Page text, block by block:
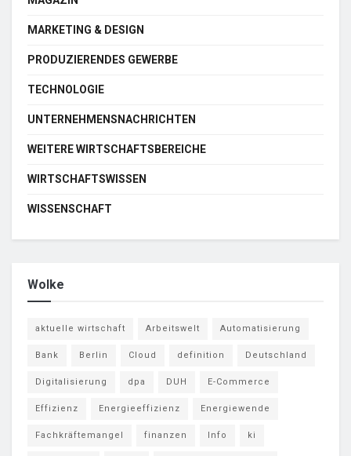
MARKETING & DESIGN
PRODUZIERENDES GEWERBE
TECHNOLOGIE
UNTERNEHMENSNACHRICHTEN
WEITERE WIRTSCHAFTSBEREICHE
WIRTSCHAFTSWISSEN
WISSENSCHAFT
Wolke
aktuelle wirtschaft Arbeitswelt Automatisierung
Bank Berlin Cloud definition Deutschland
Digitalisierung dpa DUH E-Commerce
Effizienz Energieeffizienz Energiewende
Fachkräftemangel finanzen Info ki